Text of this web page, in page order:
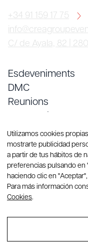
+34 91 159 17 75
C/ de Ayala, 82 |
Esdeveniments
DMC
Reunions
Serveis
Utilizamos cookies
mostrarte publicidad
a partir de tus hábitos de
preferencias pulsando en
haciendo clic en
Para más información
Cookies.